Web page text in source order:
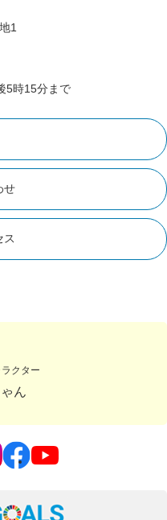
1
5時15分まで
せ
ス
クター
ん